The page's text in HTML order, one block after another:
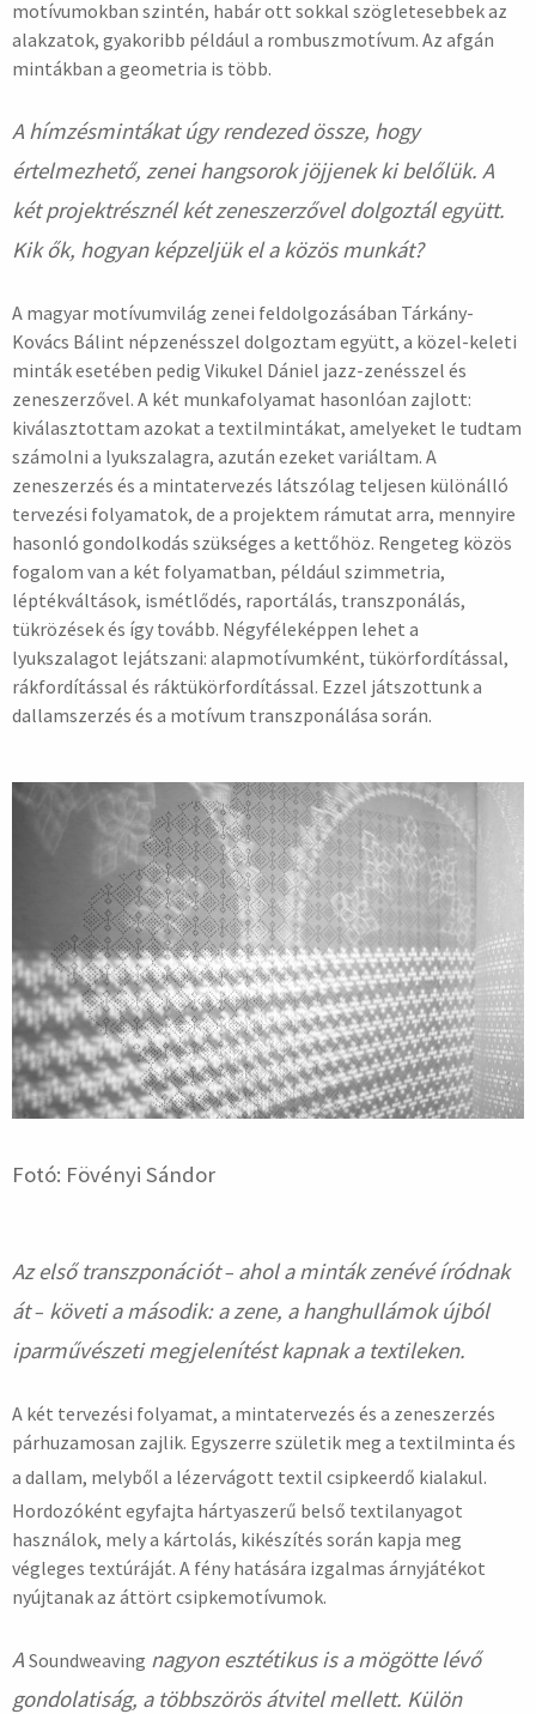
motívumokban szintén, habár ott sokkal szögletesebbek az
alakzatok, gyakoribb például a rombuszmotívum. Az afgán
mintákban a geometria is több.
A hímzésmintákat úgy rendezed össze, hogy
értelmezhető, zenei hangsorok jöjjenek ki belőlük. A
két projektrésznél két zeneszerzővel dolgoztál együtt.
Kik ők, hogyan képzeljük el a közös munkát?
A magyar motívumvilág zenei feldolgozásában Tárkány-
Kovács Bálint népzenésszel dolgoztam együtt, a közel-keleti
minták esetében pedig Vikukel Dániel jazz-zenésszel és
zeneszerzővel. A két munkafolyamat hasonlóan zajlott:
kiválasztottam azokat a textilmintákat, amelyeket le tudtam
számolni a lyukszalagra, azután ezeket variáltam. A
zeneszerzés és a mintatervezés látszólag teljesen különálló
tervezési folyamatok, de a projektem rámutat arra, mennyire
hasonló gondolkodás szükséges a kettőhöz. Rengeteg közös
fogalom van a két folyamatban, például szimmetria,
léptékváltások, ismétlődés, raportálás, transzponálás,
tükrözések és így tovább. Négyféleképpen lehet a
lyukszalagot lejátszani: alapmotívumként, tükörfordítással,
rákfordítással és ráktükörfordítással. Ezzel játszottunk a
dallamszerzés és a motívum transzponálása során.
Fotó: Fövényi Sándor
Az első transzponációt– ahol a minták zenévé íródnak
át– követi a második: a zene, a hanghullámok újból
iparművészeti megjelenítést kapnak a textileken.
A két tervezési folyamat, a mintatervezés és a zeneszerzés
párhuzamosan zajlik. Egyszerre születik meg a textilminta és
a dallam, melyből a lézervágott textil csipkeerdő kialakul.
Hordozóként egyfajta hártyaszerű belső textilanyagot
használok, mely a kártolás, kikészítés során kapja meg
végleges textúráját. A fény hatására izgalmas árnyjátékot
nyújtanak az áttört csipkemotívumok.
A Soundweaving nagyon esztétikus is a mögötte lévő
gondolatiság, a többszörös átvitel mellett. Külön